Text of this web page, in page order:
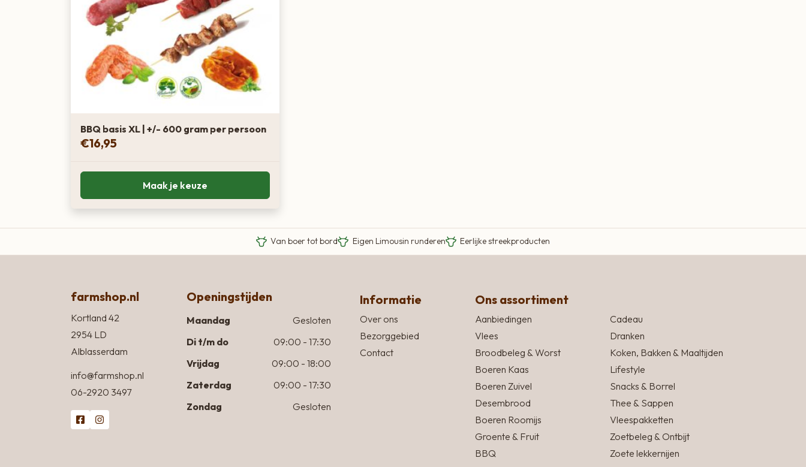
BBQ basis XL | +/- 600 gram per persoon
€16,95
Maak je keuze
Van boer tot bord Eigen Limousin runderen Eerlijke streekproducten
farmshop.nl
Kortland 42
2954 LD
Alblasserdam
info@farmshop.nl
06-2920 3497
Openingstijden
Maandag
Gesloten
Di t/m do
09:00 - 17:30
Vrijdag
09:00 - 18:00
Zaterdag
09:00 - 17:30
Zondag
Gesloten
Informatie
Over ons
Bezorggebied
Contact
Ons assortiment
Aanbiedingen
Vlees
Broodbeleg & Worst
Boeren Kaas
Boeren Zuivel
Desembrood
Boeren Roomijs
Groente & Fruit
BBQ
Cadeau
Dranken
Koken, Bakken & Maaltijden
Lifestyle
Snacks & Borrel
Thee & Sappen
Vleespakketten
Zoetbeleg & Ontbijt
Zoete lekkernijen